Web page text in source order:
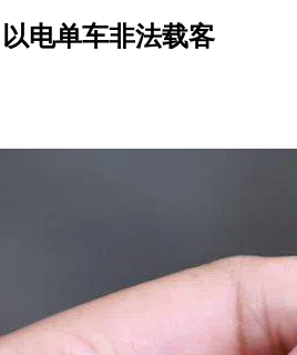
电单车非法载客